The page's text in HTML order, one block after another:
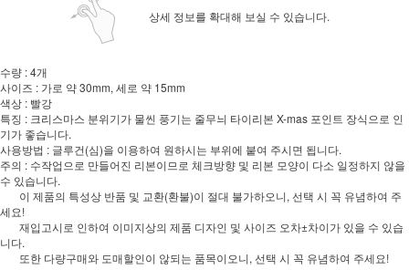
상세 정보를 확대해 보실 수 있습니다.
수량 : 4개
사이즈 : 가로 약 30mm, 세로 약 15mm
색상 : 빨강
특징 : 크리스마스 분위기가 물씬 풍기는 줄무늬 타이리본 X-mas 포인트 장식으로 인
기가 좋습니다.
사용방법 : 글루건(심)을 이용하여 원하시는 부위에 붙여 주시면 됩니다.
주의 : 수작업으로 만들어진 리본이므로 체크방향 및 리본 모양이 다소 일정하지 않을
수 있습니다.
이 제품의 특성상 반품 및 교환(환불)이 절대 불가하오니, 선택 시 꼭 유념하여 주
세요!
재입고시로 인하여 이미지상의 제품 디자인 및 사이즈 오차±차이가 있을 수 있습
니다.
또한 다량구매와 도매할인이 않되는 품목이오니, 선택 시 꼭 유념하여 주세요!